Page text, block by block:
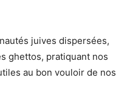
juives dispersées,
ghettos, pratiquant nos
au bon vouloir de nos